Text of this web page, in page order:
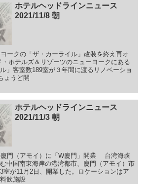
ホテルヘッドラインニュース
2021/11/8 朝
ークの「ザ・カーライル」改装を終え再オ
ホテルズ＆リゾーツのニューヨークにある
」客室数189室が３年間に渡るリノベーショ
ょうど開
ホテルヘッドラインニュース
2021/11/3 朝
廈門（アモイ）に「W廈門」開業 台湾海峡
中国南東海岸の港湾都市、廈門（アモイ）市
室が11月2日、開業した。ロケーションはア
飲施設